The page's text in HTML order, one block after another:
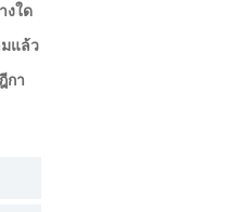
งใด
มแล้ว
กา